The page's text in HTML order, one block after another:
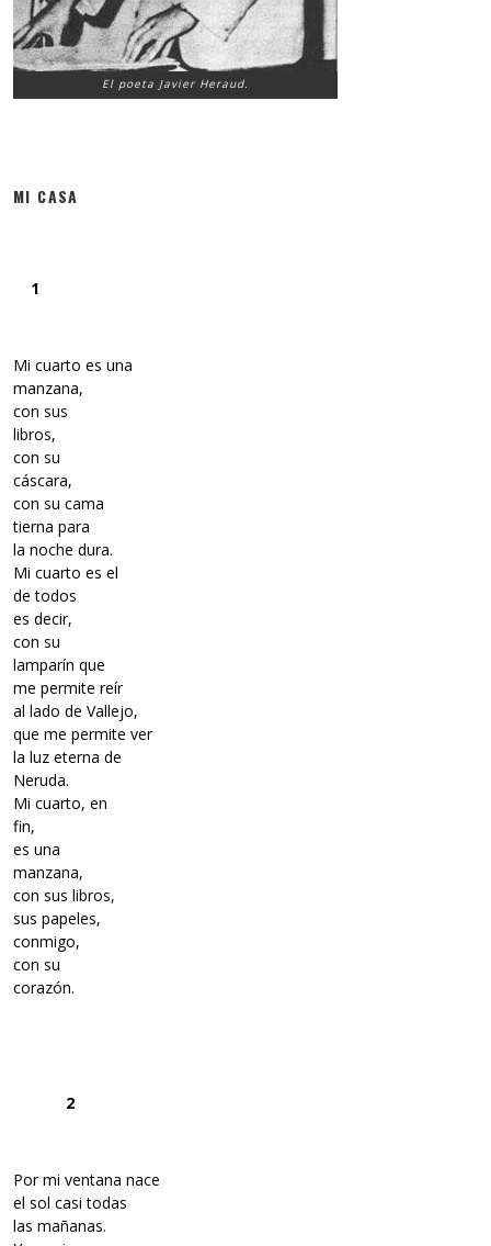
El poeta Javier Heraud.
MI CASA
1
Mi cuarto es una
manzana,
con sus
libros,
con su
cáscara,
con su cama
tierna para
la noche dura.
Mi cuarto es el
de todos
es decir,
con su
lamparín que
me permite reír
al lado de Vallejo,
que me permite ver
la luz eterna de
Neruda.
Mi cuarto, en
fin,
es una
manzana,
con sus libros,
sus papeles,
conmigo,
con su
corazón.
2
Por mi ventana nace
el sol casi todas
las mañanas.